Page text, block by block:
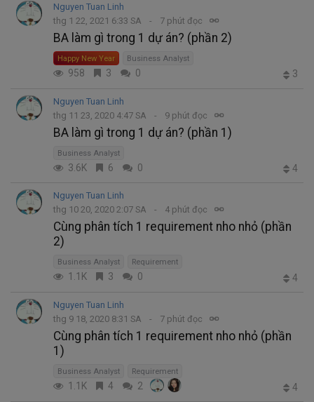
Nguyen Tuan Linh
thg 1 22, 2021 6:33 SA
7 phút đọc
BA làm gì trong 1 dự án? (phần 2)
Happy New Year Business Analyst
958 3 0 3
Nguyen Tuan Linh
thg 11 23, 2020 4:47 SA
9 phút đọc
BA làm gì trong 1 dự án? (phần 1)
Business Analyst
3.6K 6 0 4
Nguyen Tuan Linh
thg 10 20, 2020 2:07 SA
4 phút đọc
Cùng phân tích 1 requirement nho nhỏ (phần
2)
Business Analyst Requirement
1.1K 3 0 4
Nguyen Tuan Linh
thg 9 18, 2020 8:31 SA
7 phút đọc
Cùng phân tích 1 requirement nho nhỏ (phần
1)
Business Analyst Requirement
1.1K 4 2 4